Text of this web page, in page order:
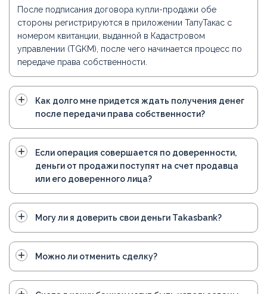
После подписания договора купли-продажи обе
стороны регистрируются в приложении ТапуТакас с
номером квитанции, выданной в Кадастровом
управлении (TGKM), после чего начинается процесс по
передаче права собственности.
Как долго мне придется ждать получения денег
после передачи права собственности?
Если операция совершается по доверенности,
деньги от продажи поступят на счет продавца
или его доверенного лица?
Могу ли я доверить свои деньги Takasbank?
Можно ли отменить сделку?